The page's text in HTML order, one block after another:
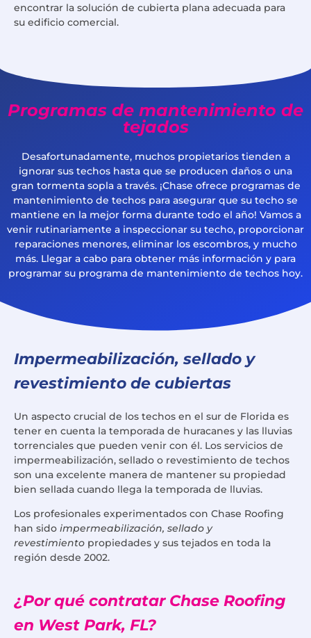
encontrar la solución de cubierta plana adecuada para
su edificio comercial.
Programas de mantenimiento de
tejados
Desafortunadamente, muchos propietarios tienden a
ignorar sus techos hasta que se producen daños o una
gran tormenta sopla a través. ¡Chase ofrece programas de
mantenimiento de techos para asegurar que su techo se
mantiene en la mejor forma durante todo el año! Vamos a
venir rutinariamente a inspeccionar su techo, proporcionar
reparaciones menores, eliminar los escombros, y mucho
más. Llegar a cabo para obtener más información y para
programar su programa de mantenimiento de techos hoy.
Impermeabilización, sellado y
revestimiento de cubiertas
Un aspecto crucial de los techos en el sur de Florida es
tener en cuenta la temporada de huracanes y las lluvias
torrenciales que pueden venir con él. Los servicios de
impermeabilización, sellado o revestimiento de techos
son una excelente manera de mantener su propiedad
bien sellada cuando llega la temporada de lluvias.
Los profesionales experimentados con Chase Roofing
han sido impermeabilización, sellado y
revestimiento propiedades y sus tejados en toda la
región desde 2002.
¿Por qué contratar Chase Roofing
en West Park, FL?